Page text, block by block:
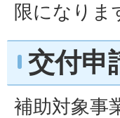
限になりま
交付申
補助対象事